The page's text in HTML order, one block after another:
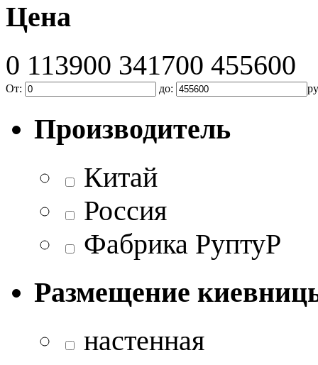
Цена
0 113900 341700 455600
От: до:
Производитель
Китай
Россия
Фабрика РуптуР
Размещение
настенная